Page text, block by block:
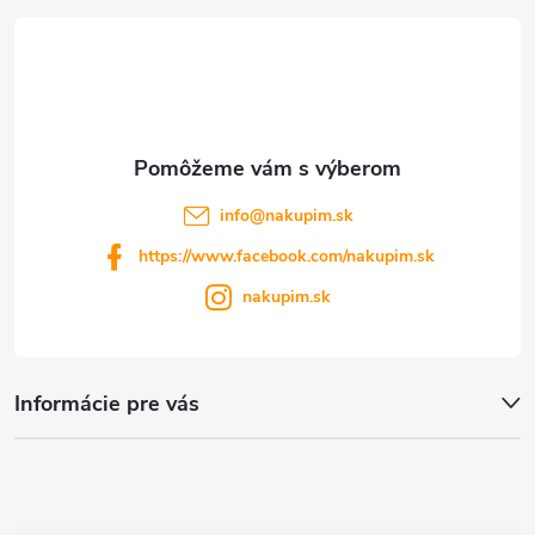
Informácie pre vás
info@nakupim.sk
https://www.facebook.com/nakupim.sk
nakupim.sk